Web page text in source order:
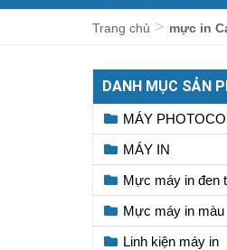
Trang chủ > mực in
DANH MỤC SẢN
MÁY
MÁY IN
Mực máy in đen
Mực máy in màu
Linh kiện máy in